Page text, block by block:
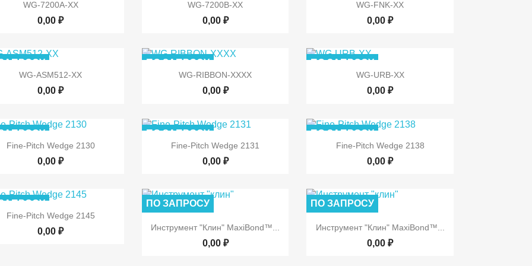
Быстрый просмотр
WG-7200A-XX
0,00 ₽
Быстрый просмотр
WG-7200B-XX
0,00 ₽
Быстрый просмотр
WG-FNK-XX
0,00 ₽
Быстрый просмотр
WG-ASM512-XX
0,00 ₽
Быстрый просмотр
WG-RIBBON-XXXX
0,00 ₽
ПО ЗАПРОСУ
Быстрый просмотр
WG-URB-XX
0,00 ₽
ПО ЗАПРОСУ
 Быстрый просмотр
Fine-Pitch Wedge 2130
0,00 ₽
 Быстрый просмотр
Fine-Pitch Wedge 2131
0,00 ₽
ПО ЗАПРОСУ
 Быстрый просмотр
Fine-Pitch Wedge 2138
0,00 ₽
ПО ЗАПРОСУ
 Быстрый просмотр
Fine-Pitch Wedge 2145
0,00 ₽  Быстрый просмотр
Инструмент "клин" MaxiBond™...
0,00 ₽
ПО ЗАПРОСУ
 Быстрый просмотр
Инструмент "клин" MaxiBond™...
0,00 ₽
ПО ЗАПРОСУ